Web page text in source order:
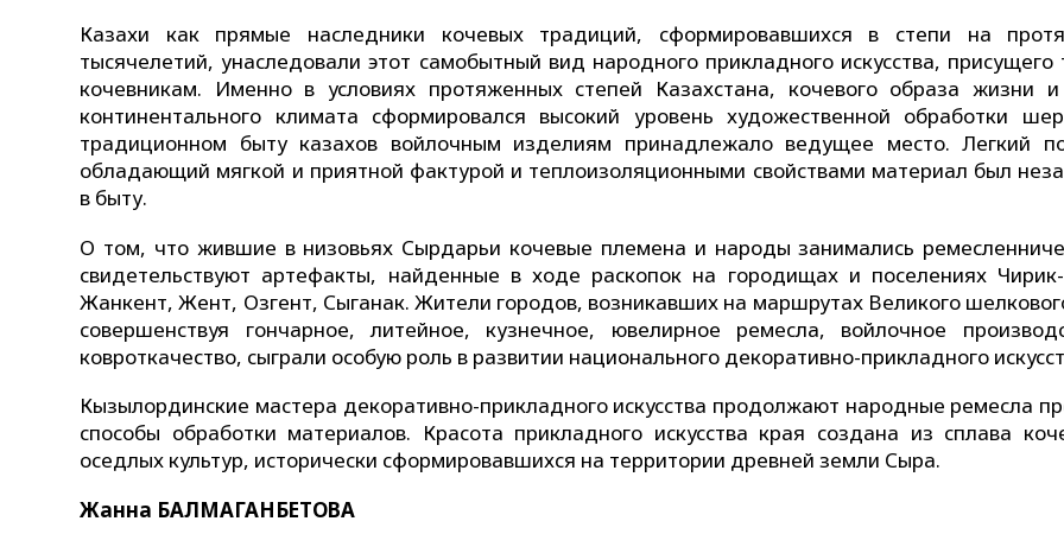
Казахи как прямые наследники кочевых традиций, сформировавшихся в степи на
тысячелетий, унаследовали этот самобытный вид народного прикладного искусства, присущего
кочевникам. Именно в условиях протяженных степей Казахстана, кочевого образа жизни
континентального климата сформировался высокий уровень художественной обработки
традиционном быту казахов войлочным изделиям принадлежало ведущее место. Легкий
обладающий мягкой и приятной фактурой и теплоизоляционными свойствами материал был
в быту.
О том, что жившие в низовьях Сырдарьи кочевые племена и народы занимались
свидетельствуют артефакты, найденные в ходе раскопок на городищах и поселениях
Жанкент, Жент, Озгент, Сыганак. Жители городов, возникавших на маршрутах Великого
совершенствуя гончарное, литейное, кузнечное, ювелирное ремесла, войлочное
ковроткачество, сыграли особую роль в развитии национального декоративно-прикладного
Кызылординские мастера декоративно-прикладного искусства продолжают народные ремесла
способы обработки материалов. Красота прикладного искусства края создана из сплава
оседлых культур, исторически сформировавшихся на территории древней земли Сыра.
Жанна БАЛМАГАНБЕТОВА